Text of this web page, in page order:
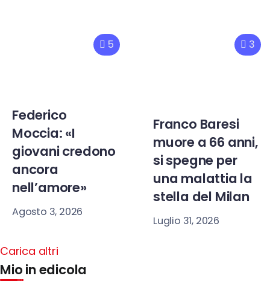
5
Federico
Moccia: «I
giovani credono
ancora
nell’amore»
Agosto 3, 2026
3
Franco Baresi
muore a 66 anni,
si spegne per
una malattia la
stella del Milan
Luglio 31, 2026
Carica altri
Mio in edicola